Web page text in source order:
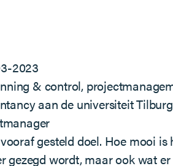
2023
& control,
aan de universiteit Tilburg
gesteld doel. Hoe mooi
wordt, maar ook wat